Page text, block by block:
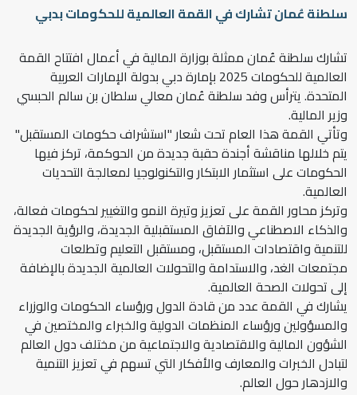
سلطنة عُمان تشارك في القمة العالمية للحكومات بدبي
تشارك سلطنة عُمان ممثلة بوزارة المالية في أعمال افتتاح القمة
العالمية للحكومات 2025 بإمارة دبي بدولة الإمارات العربية
المتحدة. يترأس وفد سلطنة عُمان معالي سلطان بن سالم الحبسي
وزير المالية.
وتأتي القمة هذا العام تحت شعار "استشراف حكومات المستقبل"
يتم خلالها مناقشة أجندة حقبة جديدة من الحوكمة، تركز فيها
الحكومات على استثمار الابتكار والتكنولوجيا لمعالجة التحديات
العالمية.
وتركز محاور القمة على تعزيز وتيرة النمو والتغيير لحكومات فعالة،
والذكاء الاصطناعي والآفاق المستقبلية الجديدة، والرؤية الجديدة
للتنمية واقتصادات المستقبل، ومستقبل التعليم وتطلعات
مجتمعات الغد، والاستدامة والتحولات العالمية الجديدة بالإضافة
إلى تحولات الصحة العالمية.
يشارك في القمة عدد من قادة الدول ورؤساء الحكومات والوزراء
والمسؤولين ورؤساء المنظمات الدولية والخبراء والمختصين في
الشؤون المالية والاقتصادية والاجتماعية من مختلف دول العالم
لتبادل الخبرات والمعارف والأفكار التي تسهم في تعزيز التنمية
والازدهار حول العالم.